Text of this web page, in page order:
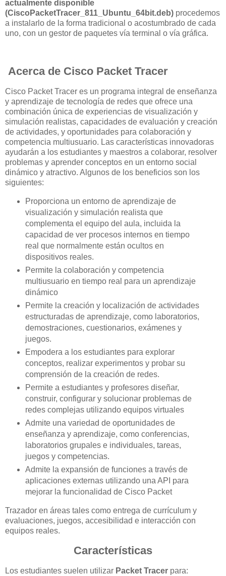
actualmente disponible
(CiscoPacketTracer_811_Ubuntu_64bit.deb) procedemos
a instalarlo de la forma tradicional o acostumbrado de cada
uno, con un gestor de paquetes vía terminal o vía gráfica.
Acerca de Cisco Packet Tracer
Cisco Packet Tracer es un programa integral de enseñanza
y aprendizaje de tecnología de redes que ofrece una
combinación única de experiencias de visualización y
simulación realistas, capacidades de evaluación y creación
de actividades, y oportunidades para colaboración y
competencia multiusuario. Las características innovadoras
ayudarán a los estudiantes y maestros a colaborar, resolver
problemas y aprender conceptos en un entorno social
dinámico y atractivo. Algunos de los beneficios son los
siguientes:
Proporciona un entorno de aprendizaje de
visualización y simulación realista que
complementa el equipo del aula, incluida la
capacidad de ver procesos internos en tiempo
real que normalmente están ocultos en
dispositivos reales.
Permite la colaboración y competencia
multiusuario en tiempo real para un aprendizaje
dinámico
Permite la creación y localización de actividades
estructuradas de aprendizaje, como laboratorios,
demostraciones, cuestionarios, exámenes y
juegos.
Empodera a los estudiantes para explorar
conceptos, realizar experimentos y probar su
comprensión de la creación de redes.
Permite a estudiantes y profesores diseñar,
construir, configurar y solucionar problemas de
redes complejas utilizando equipos virtuales
Admite una variedad de oportunidades de
enseñanza y aprendizaje, como conferencias,
laboratorios grupales e individuales, tareas,
juegos y competencias.
Admite la expansión de funciones a través de
aplicaciones externas utilizando una API para
mejorar la funcionalidad de Cisco Packet
Trazador en áreas tales como entrega de currículum y
evaluaciones, juegos, accesibilidad e interacción con
equipos reales.
Características
Los estudiantes suelen utilizar Packet Tracer para: